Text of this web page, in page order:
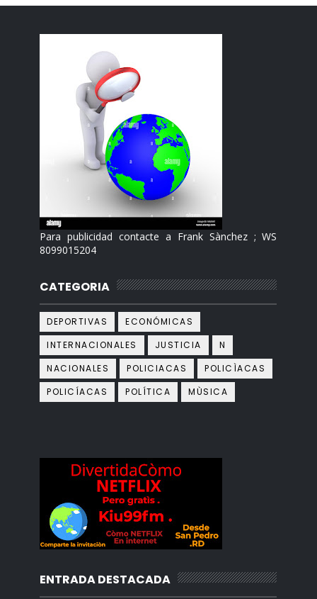
Para publicidad contacte a Frank Sànchez ; WS
8099015204
CATEGORIA
DEPORTIVAS
ECONÓMICAS
INTERNACIONALES
JUSTICIA
N
NACIONALES
POLICIACAS
POLICÌACAS
POLICÍACAS
POLÍTICA MÙSICA
ENTRADA DESTACADA